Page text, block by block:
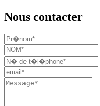
Nous contacter